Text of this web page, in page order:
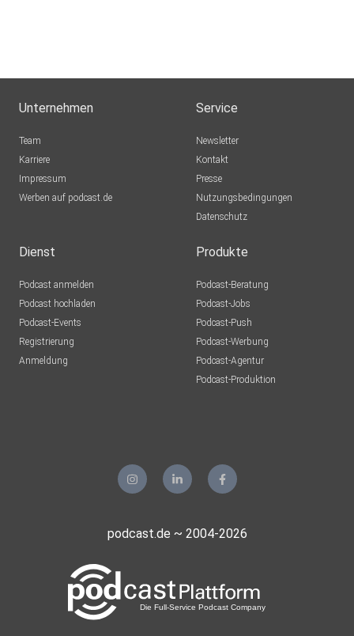
Unternehmen
Team
Karriere
Impressum
Werben auf podcast.de
Service
Newsletter
Kontakt
Presse
Nutzungsbedingungen
Datenschutz
Dienst
Podcast anmelden
Podcast hochladen
Podcast-Events
Registrierung
Anmeldung
Produkte
Podcast-Beratung
Podcast-Jobs
Podcast-Push
Podcast-Werbung
Podcast-Agentur
Podcast-Produktion
podcast.de ~ 2004-2026